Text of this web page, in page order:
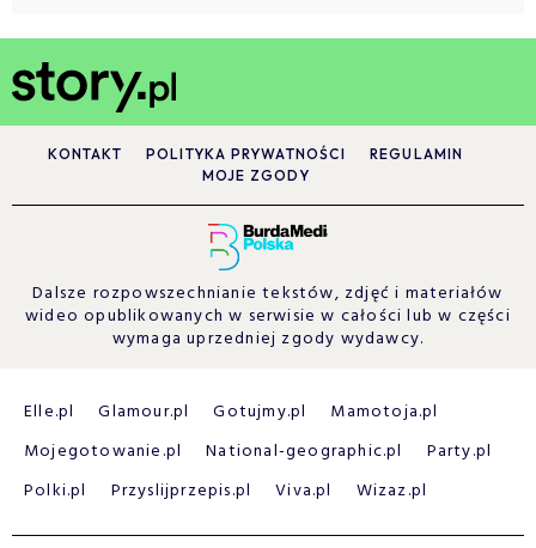
KONTAKT POLITYKA PRYWATNOŚCI
REGULAMIN
MOJE ZGODY
Dalsze rozpowszechnianie tekstów, zdjęć i materiałów
wideo opublikowanych w serwisie w całości lub w części
wymaga uprzedniej zgody wydawcy.
Elle.pl Glamour.pl Gotujmy.pl
Mamotoja.pl
Mojegotowanie.pl
National-geographic.pl
Party.pl
Polki.pl
Przyslijprzepis.pl Viva.pl Wizaz.pl